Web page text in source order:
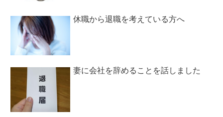
休職から退職を考えている方へ
妻に会社を辞めることを話しました